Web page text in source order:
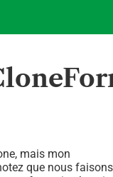
mais mon
que nous faisons